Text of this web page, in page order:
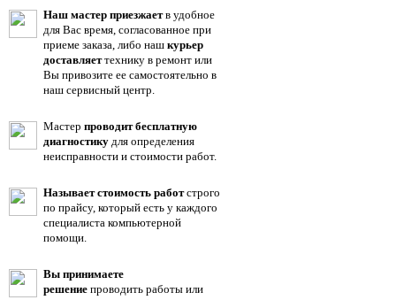
Наш мастер приезжаетв удобное
для Вас время, согласованное при
приеме заказа, либо наш курьер
доставляеттехнику в ремонт или
Вы привозите ее самостоятельно в
наш сервисный центр.
Мастер проводит бесплатную
диагностику для определения
неисправности и стоимости работ.
Называет стоимость работстрого
по прайсу, который есть у каждого
специалиста компьютерной
помощи.
Вы принимаете
решение проводить работы или